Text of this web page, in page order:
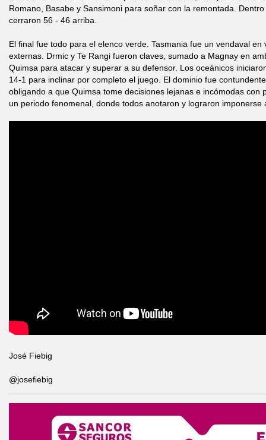
Romano, Basabe y Sansimoni para soñar con la remontada.
cerraron 56 - 46 arriba.
El final fue todo para el elenco verde. Tasmania fue un vendaval
externas. Drmic y Te Rangi fueron claves, sumado a Magnay en
Quimsa para atacar y superar a su defensor. Los oceánicos
14-1 para inclinar por completo el juego. El dominio fue
obligando a que Quimsa tome decisiones lejanas e incómodas con
un periodo fenomenal, donde todos anotaron y lograron imponerse
José Fiebig
@josefiebig